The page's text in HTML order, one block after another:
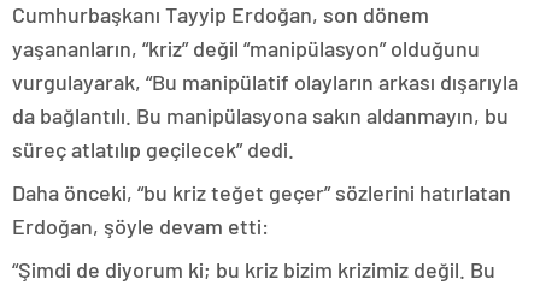
Cumhurbaşkanı Tayyip Erdoğan, son dönem
yaşananların, “kriz” değil “manipülasyon” olduğunu
vurgulayarak, “Bu manipülatif olayların arkası dışarıyla
da bağlantılı. Bu manipülasyona sakın aldanmayın, bu
süreç atlatılıp geçilecek” dedi.
Daha önceki, “bu kriz teğet geçer” sözlerini hatırlatan
Erdoğan, şöyle devam etti:
“Şimdi de diyorum ki; bu kriz bizim krizimiz değil. Bu